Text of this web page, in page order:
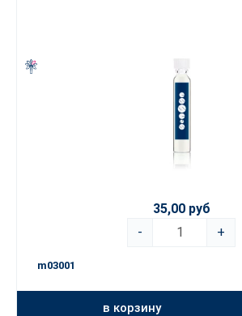
35,00 руб
-
+
m03001
в корзину